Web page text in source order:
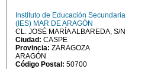
Instituto de Educación Secundaria
(IES) MAR DE ARAGÓN
CL. JOSÉ MARÍA ALBAREDA, S/N
Ciudad: CASPE
Provincia: ZARAGOZA
ARAGÓN
Código Postal: 50700